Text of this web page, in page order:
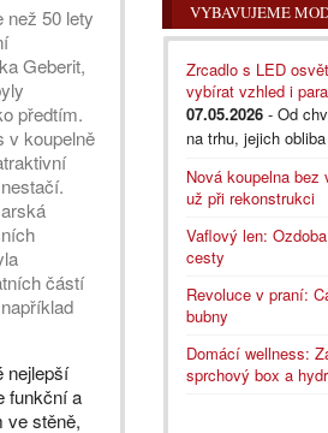
než 50 lety
Geberit,
předtím.
v koupelně
částí
nejlepší
funkční a
ve stěně,
VYBAVUJEME
Zrcadlo s LED
vybírat vzhled i
07.05.2026 - Od
na trhu, jejich
Nová koupelna
už při rekonstrukci
Vaflový len:
cesty
Revoluce v praní:
bubny
Domácí wellness:
sprchový box a